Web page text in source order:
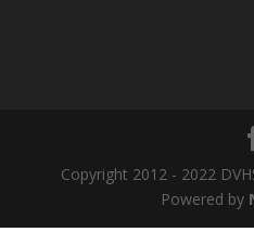
Copyright 2012 - 2022
Powered by